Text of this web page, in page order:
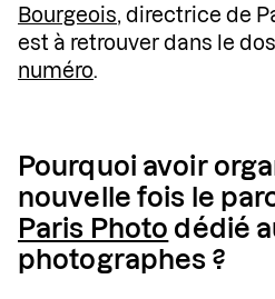
Bourgeois, directrice de
est à retrouver dans le
numéro.
Pourquoi avoir
nouvelle fois le
Paris Photo dédié
photographes ?